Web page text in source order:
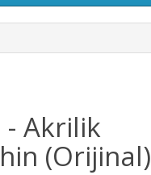
- Akrilik
(Orijinal)